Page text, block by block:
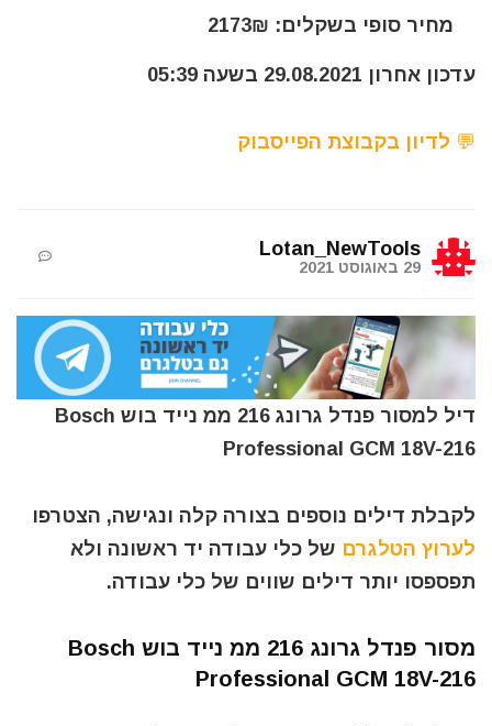
מחיר סופי בשקלים: 2173₪
עדכון אחרון 29.08.2021 בשעה 05:39
💬 לדיון בקבוצת הפייסבוק
Lotan_NewTools
29 באוגוסט 2021
דיל למסור פנדל גרונג 216 ממ נייד בוש Bosch
Professional GCM 18V-216
לקבלת דילים נוספים בצורה קלה ונגישה, הצטרפו
לערוץ הטלגרם של כלי עבודה יד ראשונה ולא
תפספסו יותר דילים שווים של כלי עבודה.
מסור פנדל גרונג 216 ממ נייד בוש Bosch
Professional GCM 18V-216